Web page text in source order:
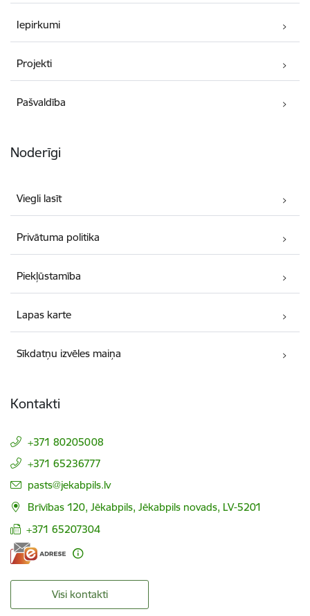
Iepirkumi
Projekti
Pašvaldība
Noderīgi
Viegli lasīt
Privātuma politika
Piekļūstamība
Lapas karte
Sīkdatņu izvēles maiņa
Kontakti
+371 80205008
+371 65236777
E-pasts:
pasts@jekabpils.lv
Brīvības 120, Jēkabpils, Jēkabpils novads, LV-5201
+371 65207304
Visi kontakti